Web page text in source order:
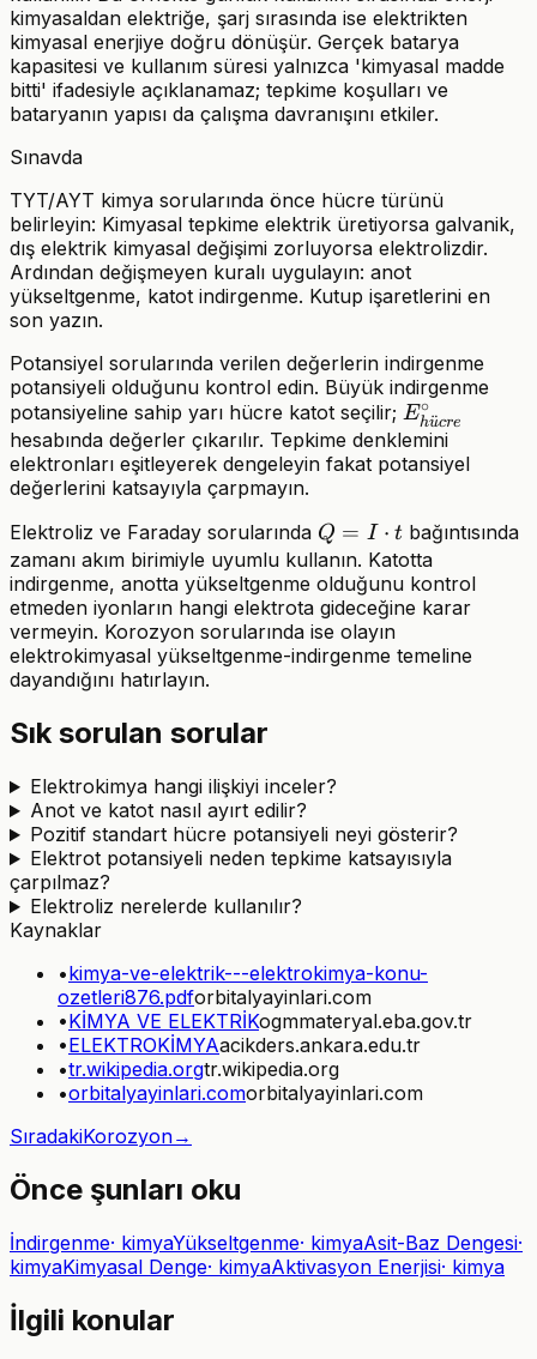
kimyasaldan elektriğe, şarj sırasında ise elektrikten
kimyasal enerjiye doğru dönüşür. Gerçek batarya
kapasitesi ve kullanım süresi yalnızca 'kimyasal madde
bitti' ifadesiyle açıklanamaz; tepkime koşulları ve
bataryanın yapısı da çalışma davranışını etkiler.
Sınavda
TYT/AYT kimya sorularında önce hücre türünü
belirleyin: Kimyasal tepkime elektrik üretiyorsa galvanik,
dış elektrik kimyasal değişimi zorluyorsa elektrolizdir.
Ardından değişmeyen kuralı uygulayın: anot
yükseltgenme, katot indirgenme. Kutup işaretlerini en
son yazın.
Potansiyel sorularında verilen değerlerin indirgenme
potansiyeli olduğunu kontrol edin. Büyük indirgenme
potansiyeline sahip yarı hücre katot seçilir; Ehu
¨cre
∘
hesabında değerler çıkarılır. Tepkime denklemini
elektronları eşitleyerek dengeleyin fakat potansiyel
değerlerini katsayıyla çarpmayın.
Elektroliz ve Faraday sorularında Q =
I
\cdot
t
Q = I ⋅ tbağıntısında
zamanı akım birimiyle uyumlu kullanın. Katotta
indirgenme, anotta yükseltgenme olduğunu kontrol
etmeden iyonların hangi elektrota gideceğine karar
vermeyin. Korozyon sorularında ise olayın
elektrokimyasal yükseltgenme-indirgenme temeline
dayandığını hatırlayın.
Sık sorulan sorular
Elektrokimya hangi ilişkiyi inceler?
Anot ve katot nasıl ayırt edilir?
Pozitif standart hücre potansiyeli neyi gösterir?
Elektrot potansiyeli neden tepkime katsayısıyla
çarpılmaz?
Elektroliz nerelerde kullanılır?
Kaynaklar
•kimya-ve-elektrik---elektrokimya-konu-
ozetleri876.pdforbitalyayinlari.com
•KİMYA VE ELEKTRİKogmmateryal.eba.gov.tr
•ELEKTROKİMYAacikders.ankara.edu.tr
•tr.wikipedia.orgtr.wikipedia.org
•orbitalyayinlari.comorbitalyayinlari.com
SıradakiKorozyon→
Önce şunları oku
İndirgenme· kimyaYükseltgenme· kimyaAsit-Baz Dengesi·
kimyaKimyasal Denge· kimyaAktivasyon Enerjisi· kimya
İlgili konular